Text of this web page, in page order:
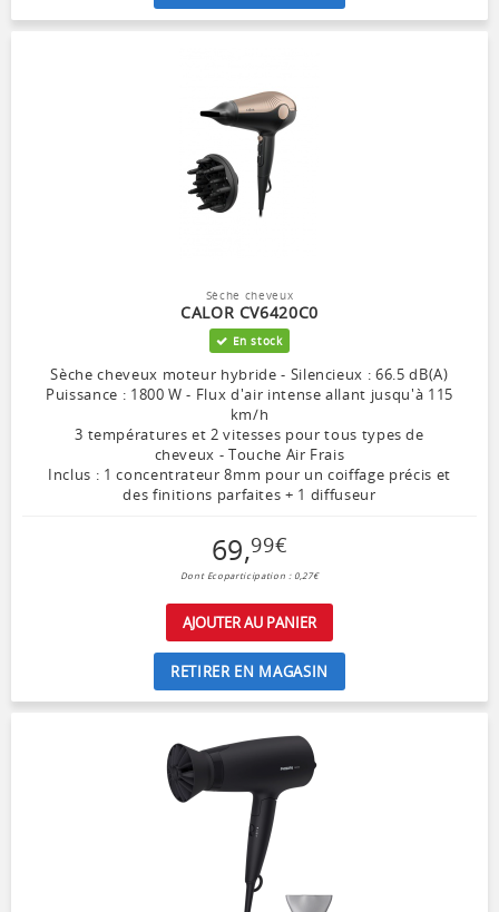
Sèche cheveux
CALOR CV6420C0
En stock
Sèche cheveux moteur hybride - Silencieux : 66.5 dB(A)
Puissance : 1800 W - Flux d'air intense allant jusqu'à 115
km/h
3 températures et 2 vitesses pour tous types de
cheveux - Touche Air Frais
Inclus : 1 concentrateur 8mm pour un coiffage précis et
des finitions parfaites + 1 diffuseur
69,99€
Dont Ecoparticipation : 0,27€
AJOUTER AU PANIER
RETIRER EN MAGASIN